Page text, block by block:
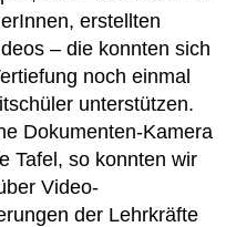
erstellten
– die konnten sich
noch einmal
unterstützen.
Dokumenten-Kamera
Tafel, so konnten wir
Video-
der Lehrkräfte